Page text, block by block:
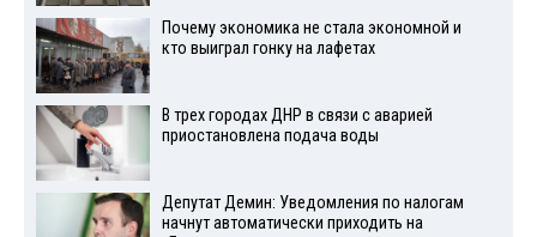
Почему экономика не стала экономной и
кто выиграл гонку на лафетах
В трех городах ДНР в связи с аварией
приостановлена подача воды
Депутат Демин: Уведомления по налогам
начнут автоматически приходить на